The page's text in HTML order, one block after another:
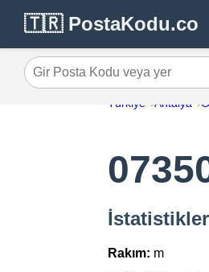
🇹🇷 PostaKodu.co
Gir Posta Kodu veya yer
Türkiye Antalya
Rakım: m